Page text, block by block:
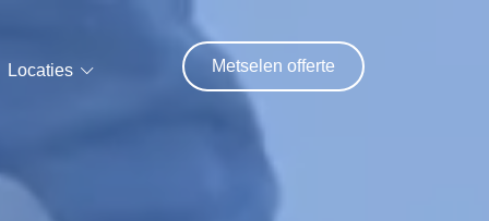
Locaties Metselen offerte